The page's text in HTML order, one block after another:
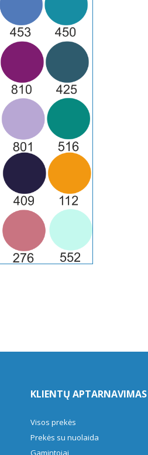
KLIENTŲ APTARNAVIMAS
Visos prekės
Prekės su nuolaida
Gamintojai